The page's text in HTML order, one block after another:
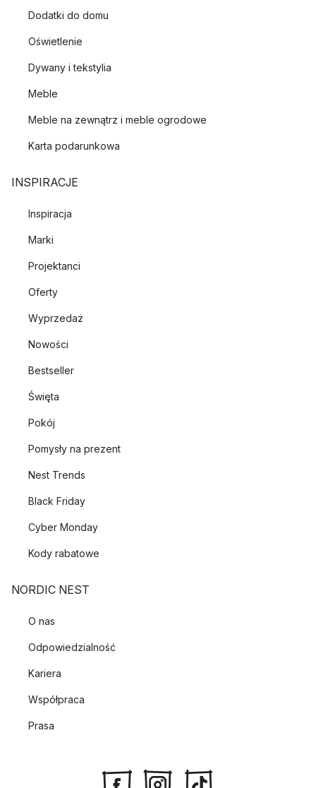
Dodatki do domu
Oświetlenie
Dywany i tekstylia
Meble
Meble na zewnątrz i meble ogrodowe
Karta podarunkowa
INSPIRACJE
Inspiracja
Marki
Projektanci
Oferty
Wyprzedaż
Nowości
Bestseller
Święta
Pokój
Pomysły na prezent
Nest Trends
Black Friday
Cyber Monday
Kody rabatowe
NORDIC NEST
O nas
Odpowiedzialność
Kariera
Współpraca
Prasa